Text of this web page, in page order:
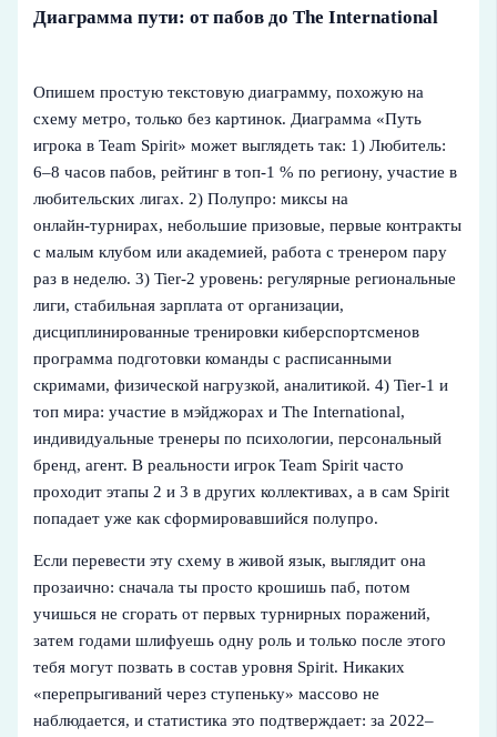
Диаграмма пути: от пабов до The International
Опишем простую текстовую диаграмму, похожую на
схему метро, только без картинок. Диаграмма «Путь
игрока в Team Spirit» может выглядеть так: 1) Любитель:
6–8 часов пабов, рейтинг в топ‑1 % по региону, участие в
любительских лигах. 2) Полупро: миксы на
онлайн‑турнирах, небольшие призовые, первые контракты
с малым клубом или академией, работа с тренером пару
раз в неделю. 3) Tier‑2 уровень: регулярные региональные
лиги, стабильная зарплата от организации,
дисциплинированные тренировки киберспортсменов
программа подготовки команды с расписанными
скримами, физической нагрузкой, аналитикой. 4) Tier‑1 и
топ мира: участие в мэйджорах и The International,
индивидуальные тренеры по психологии, персональный
бренд, агент. В реальности игрок Team Spirit часто
проходит этапы 2 и 3 в других коллективах, а в сам Spirit
попадает уже как сформировавшийся полупро.
Если перевести эту схему в живой язык, выглядит она
прозаично: сначала ты просто крошишь паб, потом
учишься не сгорать от первых турнирных поражений,
затем годами шлифуешь одну роль и только после этого
тебя могут позвать в состав уровня Spirit. Никаких
«перепрыгиваний через ступеньку» массово не
наблюдается, и статистика это подтверждает: за 2022–